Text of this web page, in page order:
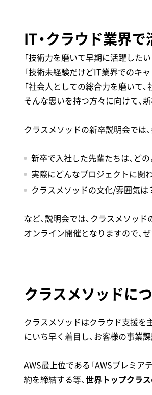
IT・クラウド業界
「技術力を磨いて早期に活躍したい
「技術未経験だけどIT業界でのキ
「社会人としての総合力を磨いて
そんな思いを持つ方々に向けて、
クラスメソッドの新卒説明会では
新卒で入社した先輩たちは、ど
実際にどんなプロジェクトに関
クラスメソッドの文化/雰囲気は
など、説明会では、クラスメソッド
オンライン開催となりますので、
クラスメソッドに
クラスメソッドはクラウド支援を
にいち早く着目し、お客様の事業
AWS最上位である「AWSプレミ
約を締結する等、世界トップクラ